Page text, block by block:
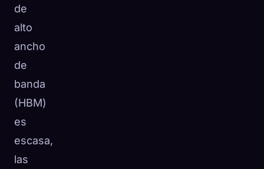
de
alto
ancho
de
banda
(HBM)
es
escasa,
las